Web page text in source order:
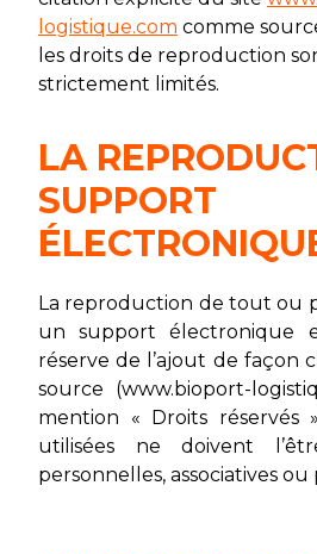
logistique.com comme
les droits de reproduction
strictement limités.
LA
SUPPORT
La reproduction de tout ou
un support électronique
réserve de l’ajout de façon
source (www.bioport-
mention « Droits réservés
utilisées ne doivent
personnelles, associatives